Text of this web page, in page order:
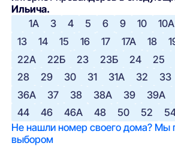
Ильича.
1А
3 4 5 6 9 10 10А
13
14 15 16 17 17А 18
22А
22Б 23 23Б 24 25
28
29 30 31 31А 32 33
36А
37 38 38А 39 39А
44
46 46А 48 50 52
Не нашли номер своего дома? Мы
выбором